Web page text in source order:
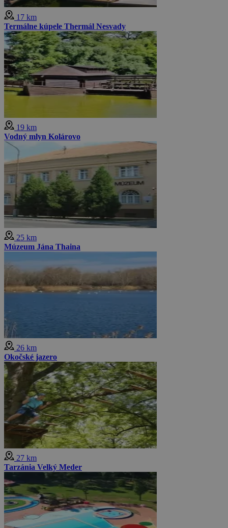
17 km
Termálne kúpele Thermál Nesvady
19 km
Vodný mlyn Kolárovo
25 km
Múzeum Jána Thaina
26 km
Okočské jazero
27 km
Tarzánia Velký Meder